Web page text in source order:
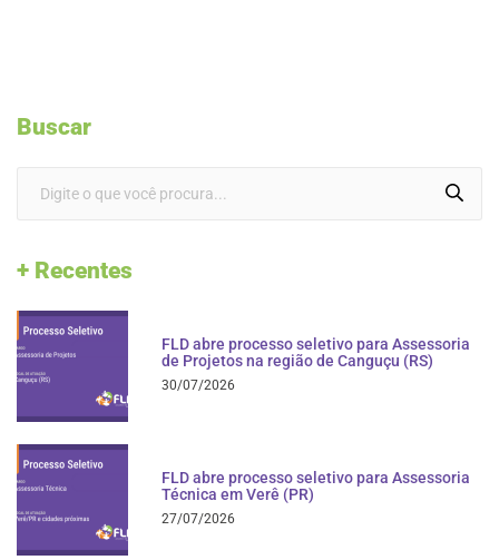
Buscar
+ Recentes
FLD abre processo seletivo para Assessoria
de Projetos na região de Canguçu (RS)
30/07/2026
FLD abre processo seletivo para Assessoria
Técnica em Verê (PR)
27/07/2026